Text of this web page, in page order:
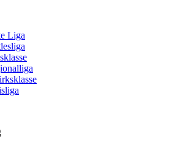
Liga